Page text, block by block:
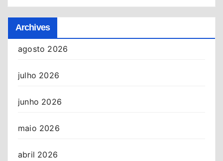
Archives
agosto 2026
julho 2026
junho 2026
maio 2026
abril 2026